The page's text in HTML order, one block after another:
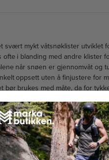
svært mykt våtsnøklister utviklet
ofte i blanding med andre klister
når snøen er gjennomvåt og
oppsett uten å finjustere for
bør brukes med måte, da for
i Italia med den
FÅR VI